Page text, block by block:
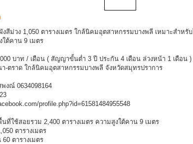
งสีม่วง 1,050 ตารางเมตร ใกล้นิคมอุตสาหกรรมบางพลี เหมาะสำห
ใต้คาน 9 เมตร
บาท / เดือน ( สัญญาขั้นต่ำ 3 ปี ประกัน 4 เดือน ล่วงหน้า 1 เดือน )
-ตราด ใกล้นิคมอุตสาหกรรมบางพลี จังหวัดสมุทรปราการ
งณ์ 0634098164
profile.php?id=61581484955548
นที่ใช้สอยรวม 2,400 ตารางเมตร ความสูงใต้คาน 9 เมตร
ตารางเมตร
ตารางเมตร